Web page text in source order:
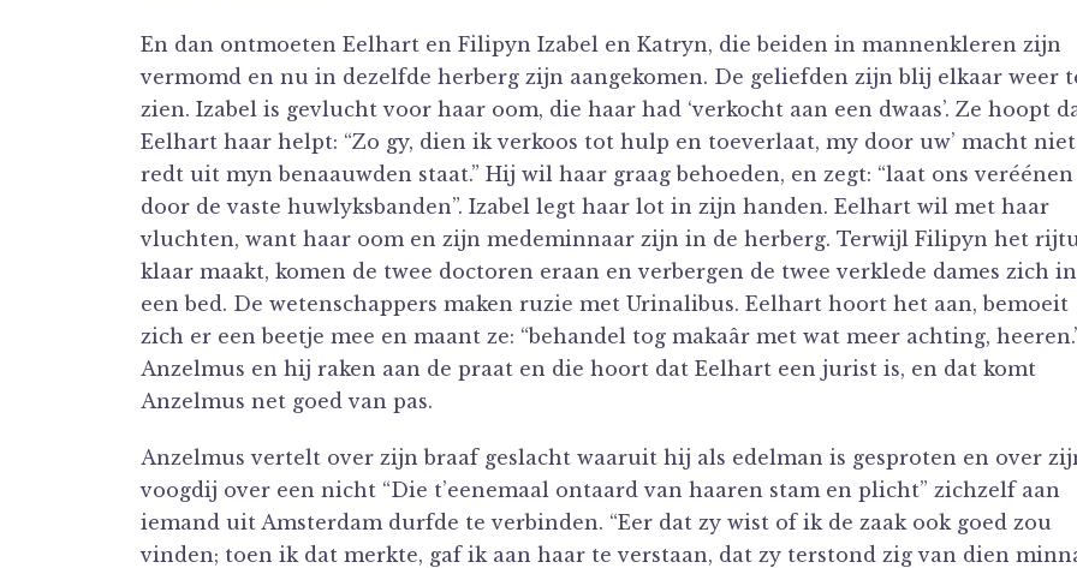
En dan ontmoeten Eelhart en Filipyn Izabel en Katryn, die beiden in mannenkleren zijn
vermomd en nu in dezelfde herberg zijn aangekomen. De geliefden zijn blij elkaar weer
zien. Izabel is gevlucht voor haar oom, die haar had ‘verkocht aan een dwaas’. Ze hoopt
Eelhart haar helpt: “Zo gy, dien ik verkoos tot hulp en toeverlaat, my door uw’ macht niet
redt uit myn benaauwden staat.” Hij wil haar graag behoeden, en zegt: “laat ons veréénen
door de vaste huwlyksbanden”. Izabel legt haar lot in zijn handen. Eelhart wil met haar
vluchten, want haar oom en zijn medeminnaar zijn in de herberg. Terwijl Filipyn het
klaar maakt, komen de twee doctoren eraan en verbergen de twee verklede dames zich in
een bed. De wetenschappers maken ruzie met Urinalibus. Eelhart hoort het aan, bemoeit
zich er een beetje mee en maant ze: “behandel tog makaâr met wat meer achting,
Anzelmus en hij raken aan de praat en die hoort dat Eelhart een jurist is, en dat komt
Anzelmus net goed van pas.
Anzelmus vertelt over zijn braaf geslacht waaruit hij als edelman is gesproten en over
voogdij over een nicht “Die t’eenemaal ontaard van haaren stam en plicht” zichzelf aan
iemand uit Amsterdam durfde te verbinden. “Eer dat zy wist of ik de zaak ook goed zou
vinden; toen ik dat merkte, gaf ik aan haar te verstaan, dat zy terstond zig van dien